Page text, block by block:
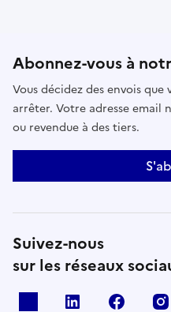
Abonnez-vous à
Vous décidez des envois
arrêter. Votre adresse email
ou revendue à des tiers.
Suivez-nous
sur les réseaux
linkedin